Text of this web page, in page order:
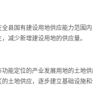
县国有建设用地供应能力范围内
减少新增建设用地的供应量。
能定位的产业发展用地的土地
土地供应，逐步建立基础设施